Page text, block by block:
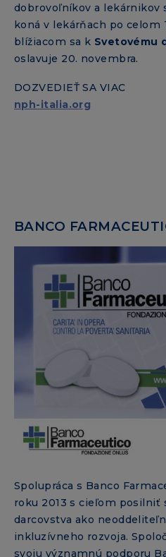
dobrovoľníkov a lekárnikov
koná v lekárňach po celom
blížiacom sa k Svetovému
oslavuje 20. novembra.
DOZVEDIEŤ SA VIAC
nph-italia.org
BANCO
Spolupráca s Banco
roku 2013 s cieľom posilniť
darcovstva ako
inkluzívneho rozvoja.
svoju významnú podporu